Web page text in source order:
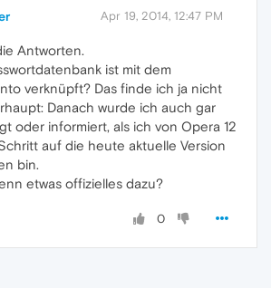
Apr 19, 2014, 12:47 PM
Antworten.
ist mit dem
verknüpft? Das finde ich ja nicht
Danach wurde ich auch gar
oder informiert, als ich von Opera 12
auf die heute aktuelle Version
bin.
etwas offizielles dazu?
0